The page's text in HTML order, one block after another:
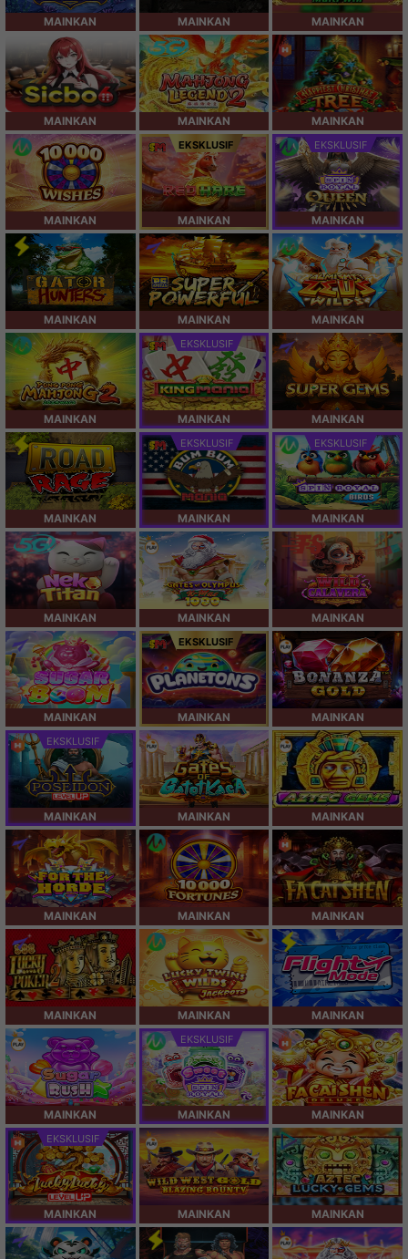
MAINKAN MAINKAN MAINKAN
MAINKAN MAINKAN MAINKAN
MAINKAN
EKSKLUSIF
MAINKAN
EKSKLUSIF
MAINKAN
MAINKAN MAINKAN MAINKAN
MAINKAN
EKSKLUSIF
MAINKAN MAINKAN
MAINKAN
EKSKLUSIF
MAINKAN
EKSKLUSIF
MAINKAN
MAINKAN MAINKAN MAINKAN
MAINKAN
EKSKLUSIF
MAINKAN MAINKAN
EKSKLUSIF
MAINKAN MAINKAN MAINKAN
MAINKAN MAINKAN MAINKAN
MAINKAN MAINKAN MAINKAN
MAINKAN
EKSKLUSIF
MAINKAN MAINKAN
EKSKLUSIF
MAINKAN MAINKAN MAINKAN